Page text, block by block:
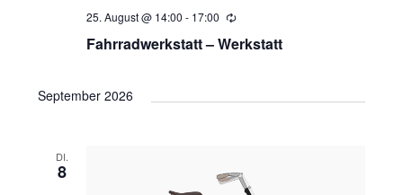
Fahrradwerkstatt – Werkstatt
25. August @ 14:00 - 17:00 Wiederholung
September 2026
DI.
8